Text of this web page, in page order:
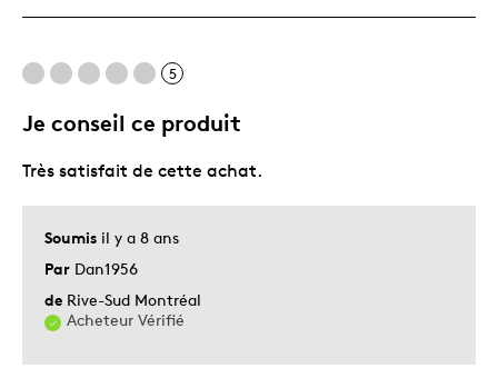
5
Je conseil ce produit
Soumis il y a 8 ans
Par Dan1956
de Rive-Sud Montréal
Acheteur Vérifié
Très satisfait de cette achat.